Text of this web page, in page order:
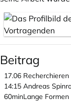
Beitrag
17.06
14:15
60min
Andreas
Lange Formen